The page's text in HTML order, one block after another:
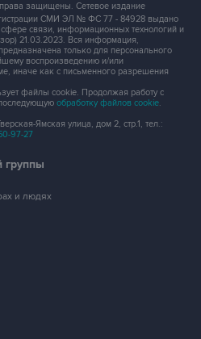
защищены. Сетевое издание
СМИ ЭЛ № ФС 77 - 84928 выдано
связи, информационных технологий и
21.03.2023. Вся информация,
только для персонального
воспроизведению и/или
иначе как с письменного разрешения
файлы cookie. Продолжая работу с
обработку файлов cookie.
Ямская улица, дом 2, стр.1, тел.:
97-27
группы
и людях